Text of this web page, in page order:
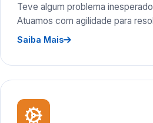
Teve algum problema
Atuamos com agilidade para
Saiba Mais